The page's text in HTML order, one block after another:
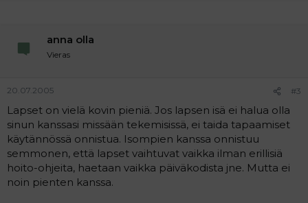
anna olla
Vieras
20.07.2005 #3
Lapset on vielä kovin pieniä. Jos lapsen isä ei halua olla
sinun kanssasi missään tekemisissä, ei taida tapaamiset
käytännössä onnistua. Isompien kanssa onnistuu
semmonen, että lapset vaihtuvat vaikka ilman erillisiä
hoito-ohjeita, haetaan vaikka päiväkodista jne. Mutta ei
noin pienten kanssa.